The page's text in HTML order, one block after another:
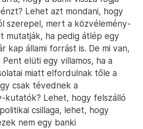
Lehet azt mondani, hogy
szerepel, mert a közvélemény-
mutatják, ha pedig átlép egy
kap állami forrást is. De mi van,
Pent elüti egy villamos, ha a
miatt elfordulnak tőle a
csak tévednek a
kutatók? Lehet, hogy felszálló
csillaga, lehet, hogy
nem egy banki